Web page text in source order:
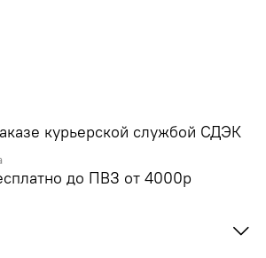
курьерской службой СДЭК
до ПВЗ от 4000р